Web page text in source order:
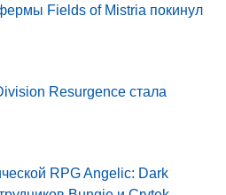
Fields of Mistria покинул
Resurgence стала
RPG Angelic: Dark